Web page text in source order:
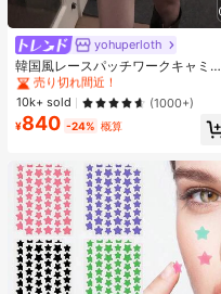
yohuperloth
韓国風レースパッチワークキャミソ
ールタンクトップ、Y2Kエステティ
ック、ストリートウェアカジュアル
サマー
#1 ベストセラー
に 緑色 万能デイリートップス
売り切れ間近！
#1 ベストセラー
に 緑色 万能デイリートップス
売り切れ間近！
#1 ベストセラー
に 緑色 万能デイリートップス
売り切れ間近！
#1 ベストセラー
に 緑色 万能デイリートップス
売り切れ間近！
10k+ sold (1000+)
¥840 -24% 概算